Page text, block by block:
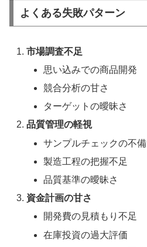
よくある失敗パターン
市場調査不足
思い込みでの商品開発
競合分析の甘さ
ターゲットの曖昧さ
品質管理の軽視
サンプルチェックの不備
製造工程の把握不足
品質基準の曖昧さ
資金計画の甘さ
開発費の見積もり不足
在庫投資の過大評価